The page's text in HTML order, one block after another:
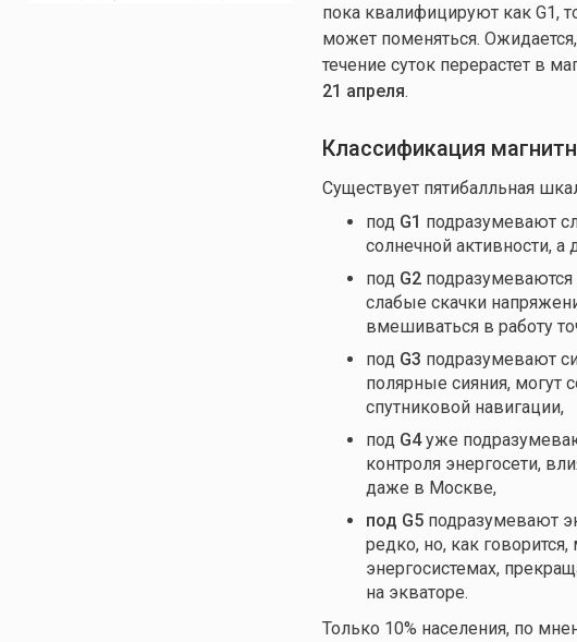
пока квалифицируют как G1,
может поменяться. Ожидается,
течение суток перерастет в
21 апреля.
Классификация
Существует пятибалльная
под G1 подразумевают
солнечной активности, а
под G2подразумеваются
слабые скачки
вмешиваться в работу
под G3 подразумевают
полярные сияния, могут
спутниковой навигации,
под G4уже
контроля энергосети,
даже в Москве,
под G5подразумевают
редко, но, как
энергосистемах,
на экваторе.
Только 10% населения, по